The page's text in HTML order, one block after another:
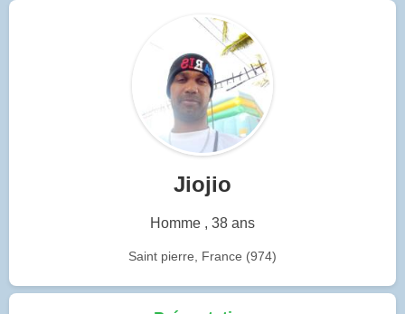
Jiojio
Homme , 38 ans
Saint pierre, France (974)